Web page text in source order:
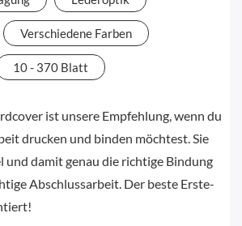
Verschiedene Farben
10 - 370 Blatt
ist unsere Empfehlung, wenn du
drucken und binden möchtest. Sie
und damit genau die richtige Bindung
Abschlussarbeit. Der beste Erste-